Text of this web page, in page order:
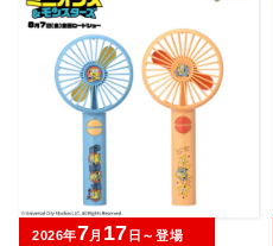
2026年7月 17 日～登場